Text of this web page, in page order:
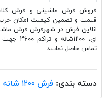
فروش فرش ماشینی و فرش
قیمت و تضمین کیفیت امکان
انلاین فرش در شهرفرش فرش
تماس حاصل نمایید
دسته بندی: فرش ۱۲۰۰ شانه